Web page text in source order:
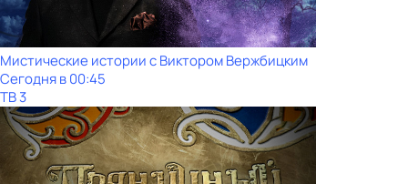
Мистические истории с Виктoром Bержбицким
Сегодня в 00:45
ТВ 3